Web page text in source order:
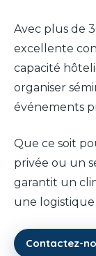
Avec plus de
excellente
capacité
organiser
événements
Que ce soit
privée ou un
garantit un
une logistique
Contactez-